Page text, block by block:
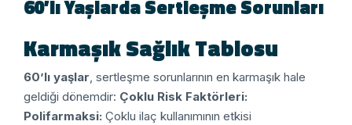
60’lı Yaşlarda Sertleşme Sorunları
Karmaşık Sağlık Tablosu
60’lı yaşlar, sertleşme sorunlarının en karmaşık hale
geldiği dönemdir: Çoklu Risk Faktörleri:
Polifarmaksi: Çoklu ilaç kullanımının etkisi